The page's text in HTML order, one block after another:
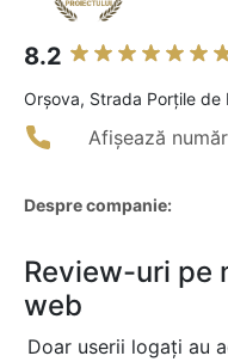
8.2
Orşova, Strada Porțile de
Afișează
Despre companie:
Review-uri pe
web
Doar userii logați au